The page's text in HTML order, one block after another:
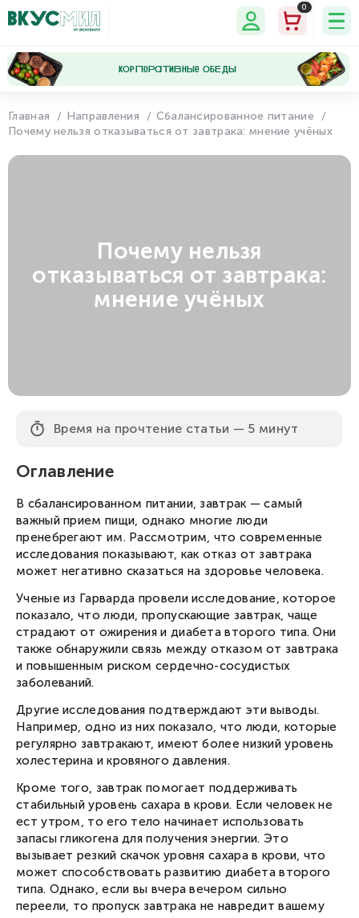
Мои
Мои
Программа Настройки
0
кОрПоРаТиВнЫе ОбЕдЫ
Главная Направления
Сбалансированное питание
Почему нельзя отказываться от завтрака: мнение учёных
Почему нельзя
отказываться от завтрака:
мнение учёных
Время на прочтение статьи — 5 минут
Оглавление
В сбалансированном питании, завтрак — самый
важный прием пищи, однако многие люди
пренебрегают им. Рассмотрим, что современные
исследования показывают, как отказ от завтрака
может негативно сказаться на здоровье человека.
Ученые из Гарварда провели исследование, которое
показало, что люди, пропускающие завтрак, чаще
страдают от ожирения и диабета второго типа. Они
также обнаружили связь между отказом от завтрака
и повышенным риском сердечно-сосудистых
заболеваний.
Другие исследования подтверждают эти выводы.
Например, одно из них показало, что люди, которые
регулярно завтракают, имеют более низкий уровень
холестерина и кровяного давления.
Кроме того, завтрак помогает поддерживать
стабильный уровень сахара в крови. Если человек не
ест утром, то его тело начинает использовать
запасы гликогена для получения энергии. Это
вызывает резкий скачок уровня сахара в крови, что
может способствовать развитию диабета второго
типа. Однако, если вы вчера вечером сильно
переели, то пропуск завтрака не навредит вашему
Введите номер телефона, мы пришлем СМС с кодом
Номер телефона